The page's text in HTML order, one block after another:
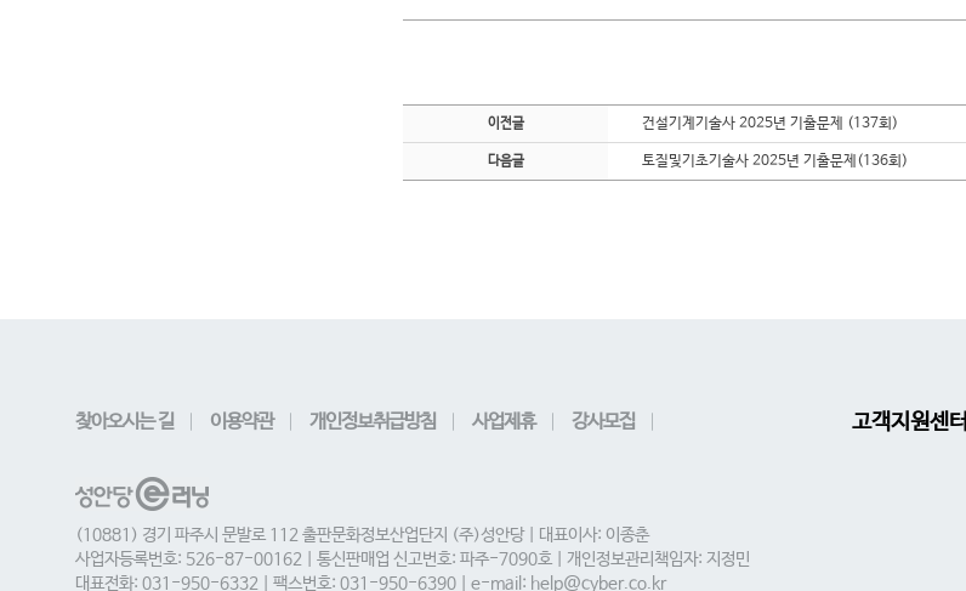
이전글 건설기계기술사 2025년 기출문제 (137회)
다음글 토질및기초기술사 2025년 기출문제(136회)
찾아오시는 길 이용약관 개인정보취급방침 사업제휴 강사모집
(10881) 경기 파주시 문발로 112 출판문화정보산업단지 (주)성안당 | 대표이사: 이종춘
사업자등록번호: 526-87-00162 | 통신판매업 신고번호: 파주-7090호 | 개인정보관리책임자: 지정민
대표전화: 031-950-6332 | 팩스번호: 031-950-6390 | e-mail: help@cyber.co.kr
고객지원센터